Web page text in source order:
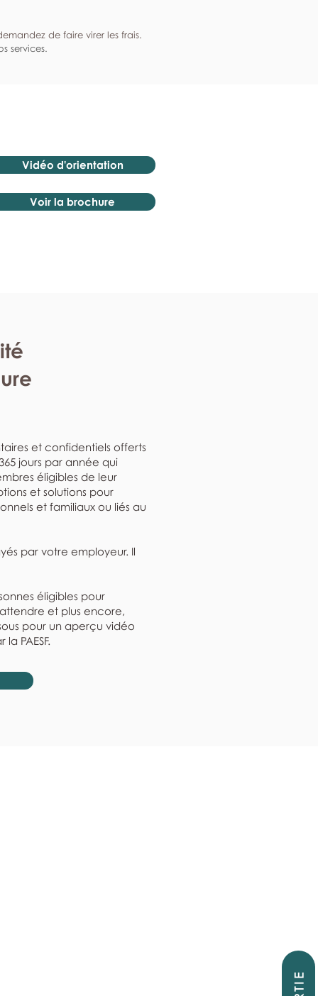
de faire virer les frais.
services.
Vidéo d'orientation
Voir la brochure
et confidentiels offerts
jours par année qui
éligibles de leur
et solutions pour
et familiaux ou liés au
par votre employeur. Il
éligibles pour
et plus encore,
pour un aperçu vidéo
PAESF.